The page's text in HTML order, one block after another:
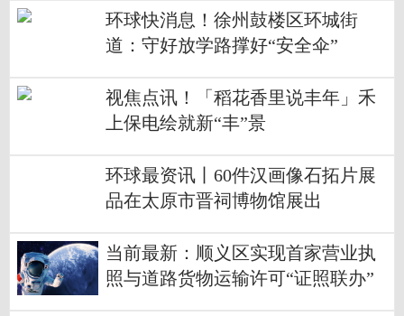
环球快消息！徐州鼓楼区环城街
道：守好放学路撑好“安全伞”
视焦点讯！「稻花香里说丰年」禾
上保电绘就新“丰”景
环球最资讯丨60件汉画像石拓片展
品在太原市晋祠博物馆展出
当前最新：顺义区实现首家营业执
照与道路货物运输许可“证照联办”